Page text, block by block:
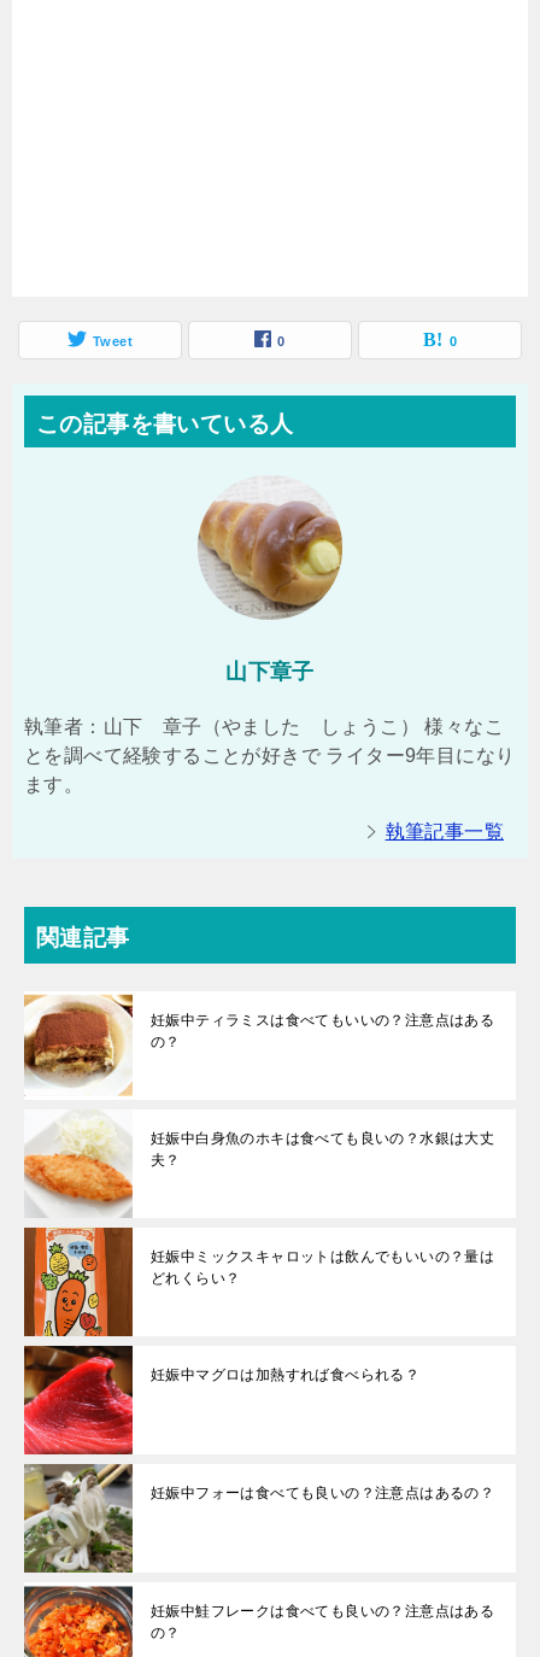
Tweet 0 0
この記事を書いている人
山下章子
執筆者：山下 章子（やました しょうこ） 様々なこ
とを調べて経験することが好きで ライター9年目になり
ます。
執筆記事一覧
関連記事
妊娠中ティラミスは食べてもいいの？注意点はある
の？
妊娠中白身魚のホキは食べても良いの？水銀は大丈
夫？
妊娠中ミックスキャロットは飲んでもいいの？量は
どれくらい？
妊娠中マグロは加熱すれば食べられる？
妊娠中フォーは食べても良いの？注意点はあるの？
妊娠中鮭フレークは食べても良いの？注意点はある
の？